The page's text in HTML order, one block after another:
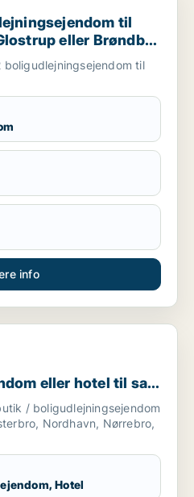
til salg i København,
til
eller Brøndby
til
info
eller hotel til
eller hotel til salg
eller Nordhavn
/ boligudlejningsejendom
Nordhavn, Nørrebro,
Hotel